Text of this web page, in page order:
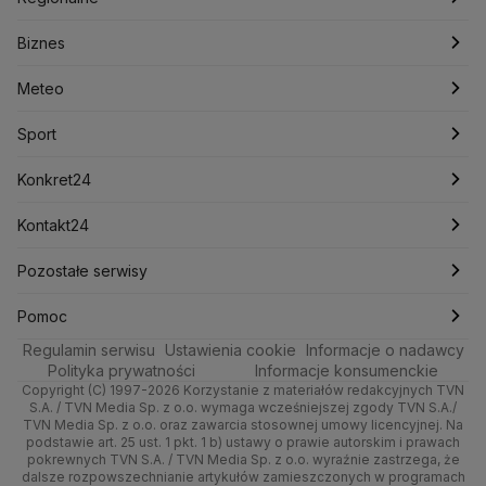
Kryptowaluty
Lotnisko Chopina
Mariusz Błaszczak
Mark Zuckerberg
Ministerstwo Aktywów Państwowych
Ministerstwo Infrastruktury
Ministerstwo Rolnictwa
Ministerstwo Rozwoju i Technologii
Ministerstwo Sportu i Turystyki
Ministerstwo Cyfryzacji
Ministerstwo Edukacji Narodowej
Ministerstwo Finansów
Biznes
Meteo
Sport
Zdrowie
Technologia
Quizy
Tematy
Podcasty
Artykuły
Newslettery
Fakty po Faktach
Fakty o Świecie
Ludzie Faktów
Warszawa
Łódź
Katowice
Kraków
Poznań
Trójmiasto
Kielce
Kujawsko-pomorskie
Lublin
Biznes
Najnowsze
Notowania
Pieniądze
Nieruchomości
Rynki
Dla firm
Handel
Ze świata
Tech
Meteo
Pogoda godzinowa
Pogoda długoterminowa
Pogoda na jutro
Pogoda na weekend
Najnowsze
Polska
Prognoza
Świat
Sport
Piłka Nożna
Tenis
Kolarstwo
Skoki Narciarskie
Sporty zimowe
Lekkoatletyka
Siatkówka
Konkret24
Najnowsze
Polska
Świat
Polityka
Zdrowie
Tech
Kontakt24
Najnowsze
Gorące Tematy
Wyślij zgłoszenie
Pozostałe serwisy
TVN
Dzień Dobry TVN
Uwaga TVN
HGTV
Pomoc
Centrum pomocy
Test zgodności
Oglądaj na TV
Regulamin serwisu Ustawienia cookie
Informacje o nadawcy
Polityka prywatności
Informacje konsumenckie
Copyright (C) 1997-2026 Korzystanie z materiałów redakcyjnych TVN
S.A. / TVN Media Sp. z o.o. wymaga wcześniejszej zgody TVN S.A./
TVN Media Sp. z o.o. oraz zawarcia stosownej umowy licencyjnej. Na
podstawie art. 25 ust. 1 pkt. 1 b) ustawy o prawie autorskim i prawach
pokrewnych TVN S.A. / TVN Media Sp. z o.o. wyraźnie zastrzega, że
dalsze rozpowszechnianie artykułów zamieszczonych w programach